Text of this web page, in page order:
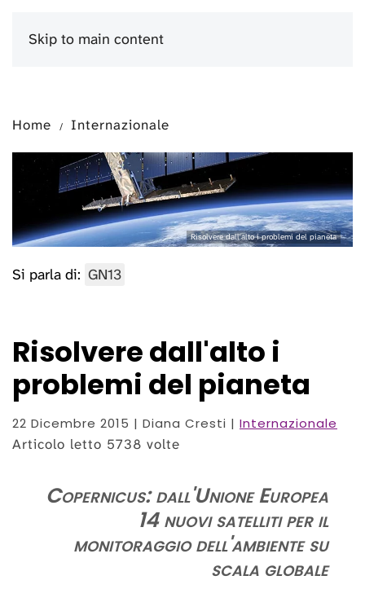
Skip to main content
Home Internazionale
Risolvere dall'alto i problemi del pianeta
Si parla di: GN13
Risolvere dall'alto i
problemi del pianeta
22 Dicembre 2015 | Diana Cresti | Internazionale
Articolo letto 5738 volte
Copernicus: dall'Unione Europea
14 nuovi satelliti per il
monitoraggio dell'ambiente su
scala globale